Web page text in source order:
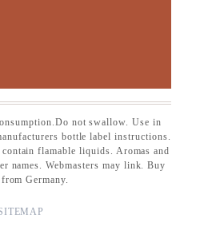
not swallow. Use in
bottle label instructions.
flamable liquids. Aromas and
names. Webmasters may link. Buy
Germany.